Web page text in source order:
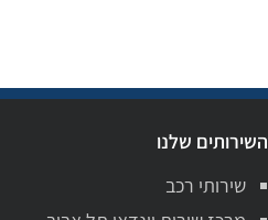
השירותים שלנו
שירותי רכב